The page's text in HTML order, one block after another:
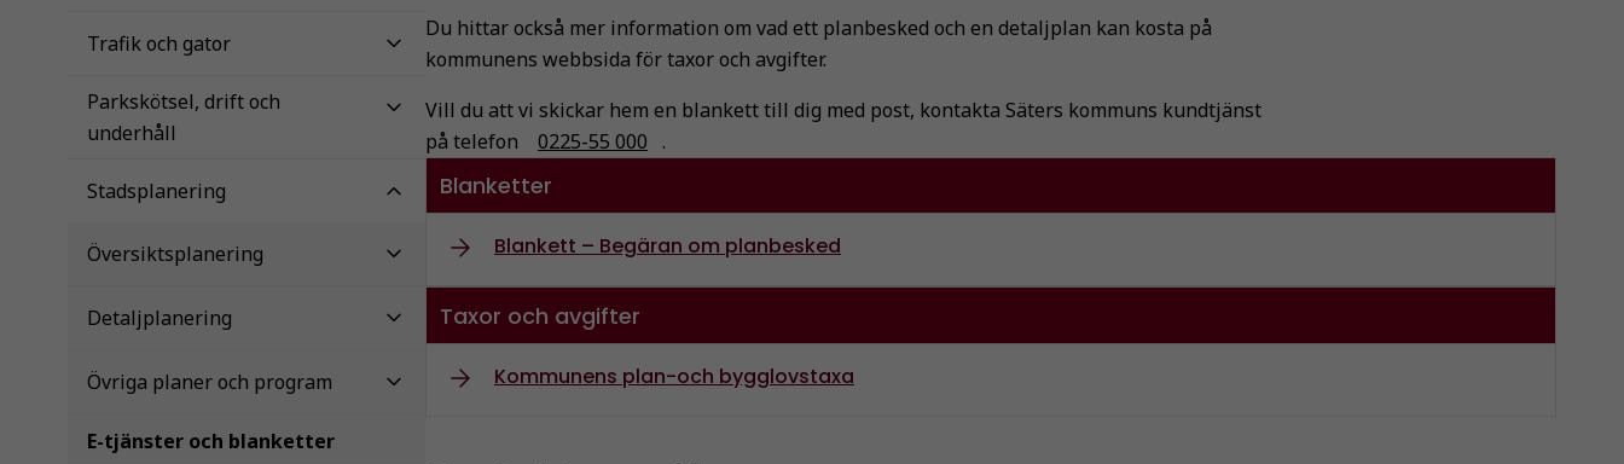
Trafik och gator
Parkskötsel, drift och
underhåll
Stadsplanering
Översiktsplanering
Detaljplanering
Övriga planer och program
E-tjänster och blanketter
Du hittar också mer information om vad ett planbesked och en detaljplan kan kosta på
kommunens webbsida för taxor och avgifter.
Vill du att vi skickar hem en blankett till dig med post, kontakta Säters kommuns kundtjänst
på telefon
0225-55 000 .
Blanketter
Blankett – Begäran om planbesked
Taxor och avgifter
Kommunens plan-och bygglovstaxa